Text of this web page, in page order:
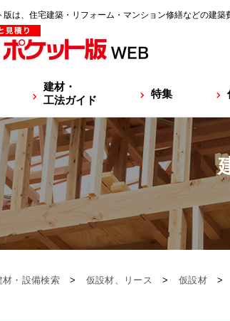
は、住宅建築・リフォーム・マンション修繕などの建築
建材・
工法ガイド
特集
材・設備検索 > 仮設材、リース > 仮設材 >